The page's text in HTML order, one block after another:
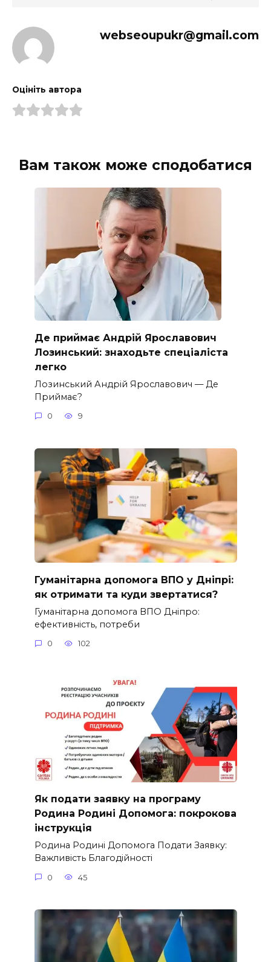
webseoupukr@gmail.com
Оцініть автора
Вам також може сподобатися
Де приймає Андрій Ярославович
Лозинський: знаходьте спеціаліста
легко
Лозинський Андрій Ярославович — Де
Приймає?
0 9
Гуманітарна допомога ВПО у Дніпрі:
як отримати та куди звертатися?
Гуманітарна допомога ВПО Дніпро:
ефективність, потреби
0 102
Як подати заявку на програму
Родина Родині Допомога: покрокова
інструкція
Родина Родині Допомога Подати Заявку:
Важливість Благодійності
0 45